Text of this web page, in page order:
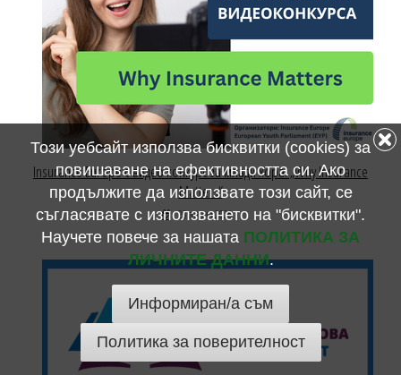
Insurance Europe с видео конкурс за млади хора: „Why Insurance
Matters“
23 април 2026
Този уебсайт използва бисквитки (cookies) за
повишаване на ефективността си. Ако
продължите да използвате този сайт, се
съгласявате с използването на "бисквитки".
Научете повече за нашата ПОЛИТИКА ЗА
ЛИЧНИТЕ ДАННИ.
Информиран/а съм
Политика за поверителност